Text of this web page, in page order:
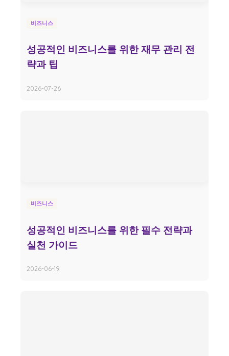
비즈니스
성공적인 비즈니스를 위한 재무 관리 전
략과 팁
2026-07-26
비즈니스
성공적인 비즈니스를 위한 필수 전략과
실천 가이드
2026-06-19